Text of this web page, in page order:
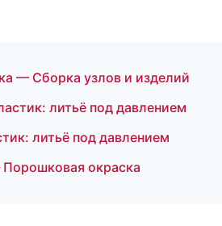
— Сборка узлов и изделий
литьё под давлением
литьё под давлением
окраска